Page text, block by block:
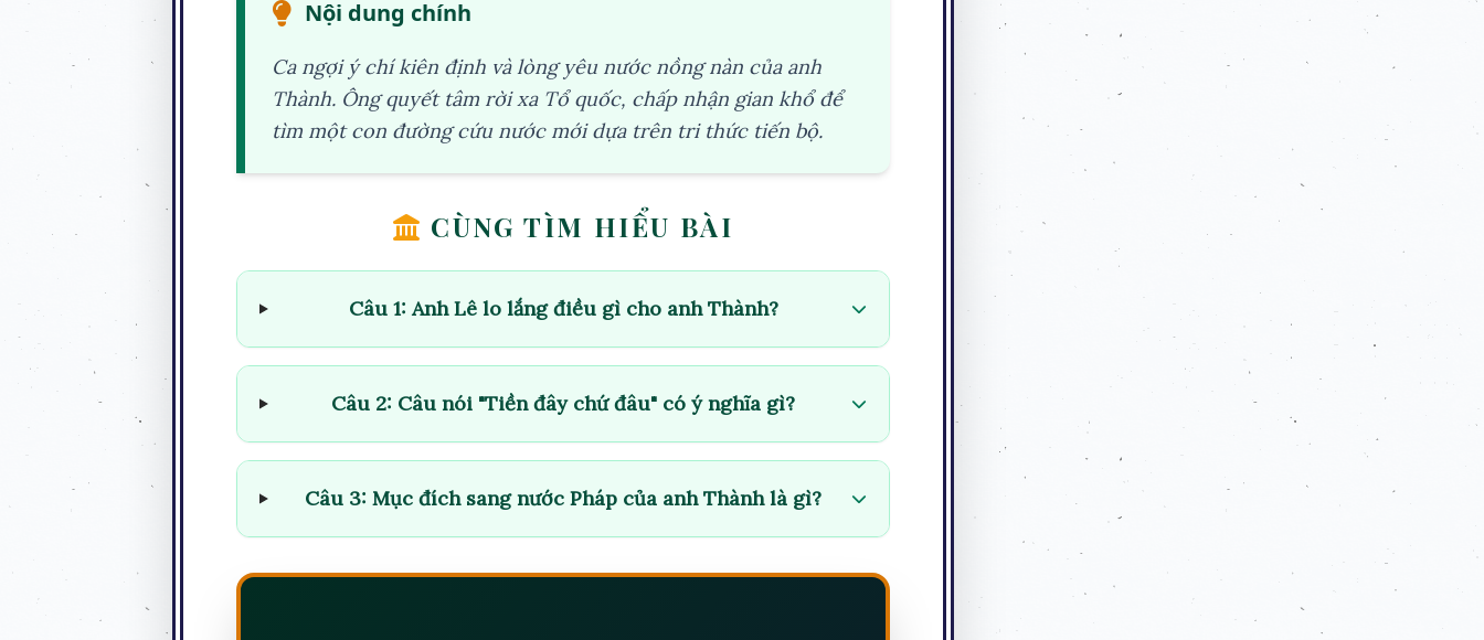
Nội dung chính
Ca ngợi ý chí kiên định và lòng yêu nước nồng nàn của anh
Thành. Ông quyết tâm rời xa Tổ quốc, chấp nhận gian khổ để
tìm một con đường cứu nước mới dựa trên tri thức tiến bộ.
CÙNG TÌM HIỂU BÀI
Câu 1: Anh Lê lo lắng điều gì cho anh Thành?
Câu 2: Câu nói "Tiền đây chứ đâu" có ý nghĩa gì?
Câu 3: Mục đích sang nước Pháp của anh Thành là gì?